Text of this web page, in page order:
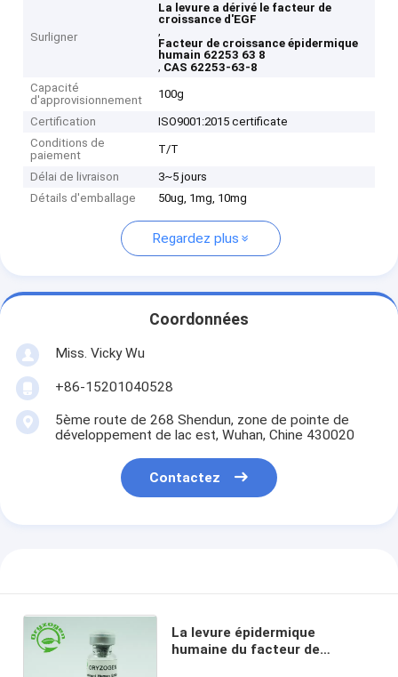
Surligner
La levure a dérivé le facteur de
croissance d'EGF
,
Facteur de croissance épidermique
humain 62253 63 8
, CAS 62253-63-8
Capacité
d'approvisionnement
100g
Certification
ISO9001:2015 certificate
Conditions de
paiement
T/T
Délai de livraison
3~5 jours
Détails d'emballage
50ug, 1mg, 10mg
Regardez plus
Coordonnées
Miss. Vicky Wu
+86-15201040528
5ème route de 268 Shendun, zone de pointe de
développement de lac est, Wuhan, Chine 430020
Contactez
La levure épidermique
humaine du facteur de